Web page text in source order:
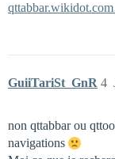
GuiiTariSt_GnR 4
non qttabbar ou
navigations